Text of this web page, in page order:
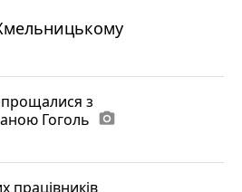
з
Гоголь photo_camera
працівників